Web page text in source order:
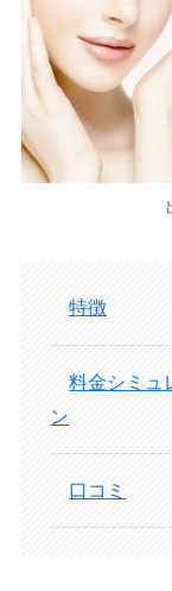
特徴
料金シミュ
ン
口コミ